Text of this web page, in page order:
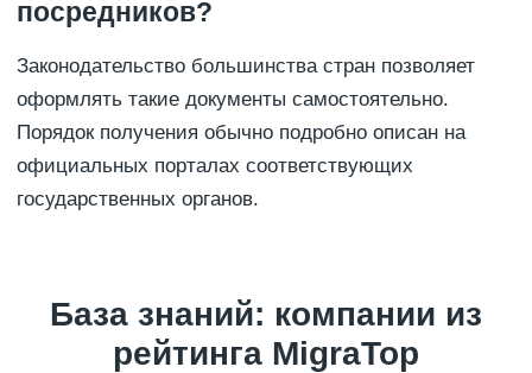
посредников?
Законодательство большинства стран позволяет
оформлять такие документы самостоятельно.
Порядок получения обычно подробно описан на
официальных порталах соответствующих
государственных органов.
База знаний: компании из
рейтинга MigraTop